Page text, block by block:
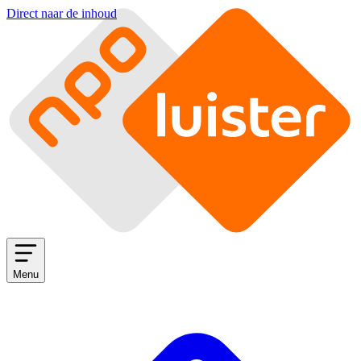
Direct naar de inhoud
Menu